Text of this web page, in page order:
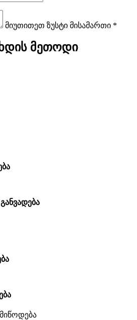
მიუთითეთ ზუსტი მისამართი *
მეთოდი